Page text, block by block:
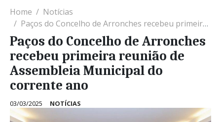
Home
Notícias
Paços do Concelho de Arronches recebeu primeira reunião de Assembleia Municipal do corrente ano
Paços do Concelho de Arronches
recebeu primeira reunião de
Assembleia Municipal do
corrente ano
03/03/2025 NOTÍCIAS